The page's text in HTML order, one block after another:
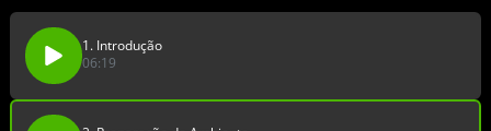
1. Introdução
06:19